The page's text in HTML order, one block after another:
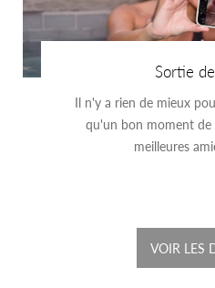
Sortie
Il n'y a rien de mieux
qu'un bon moment de
meilleures
VOIR LES